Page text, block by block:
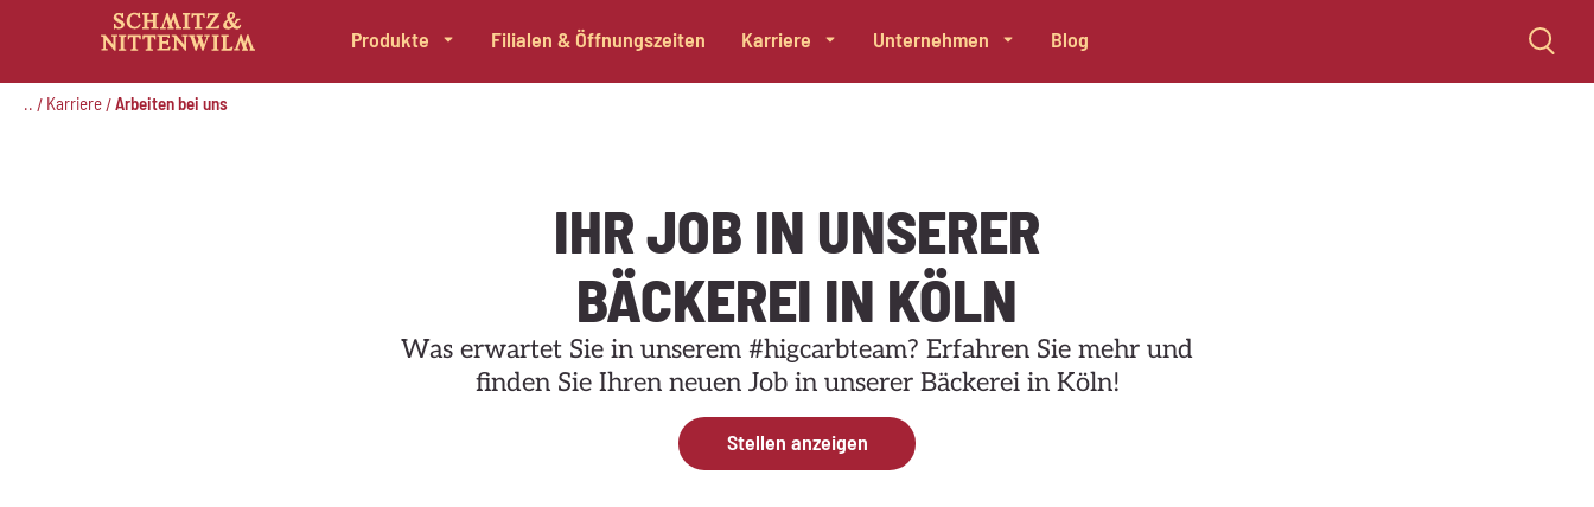
Inhalt
Produkte Filialen & Öffnungszeiten Karriere Unternehmen Blog
.. / Karriere/Arbeiten bei uns
IHR JOB IN UNSERER
BÄCKEREI IN KÖLN
Was erwartet Sie in unserem #higcarbteam? Erfahren Sie mehr und
finden Sie Ihren neuen Job in unserer Bäckerei in Köln!
Stellen anzeigen